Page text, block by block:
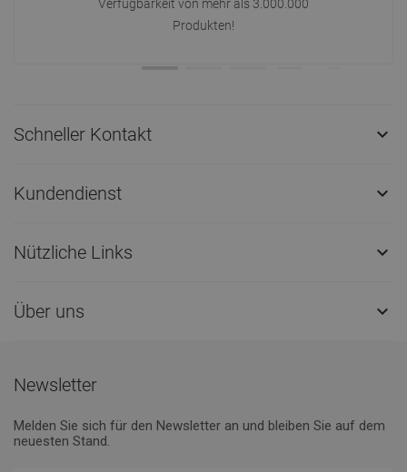
Verfügbarkeit von mehr als 3.000.000
Produkten!
Schneller Kontakt 
Kundendienst 
Nützliche Links 
Über uns 
Newsletter
Melden Sie sich für den Newsletter an und bleiben Sie auf dem
neuesten Stand.